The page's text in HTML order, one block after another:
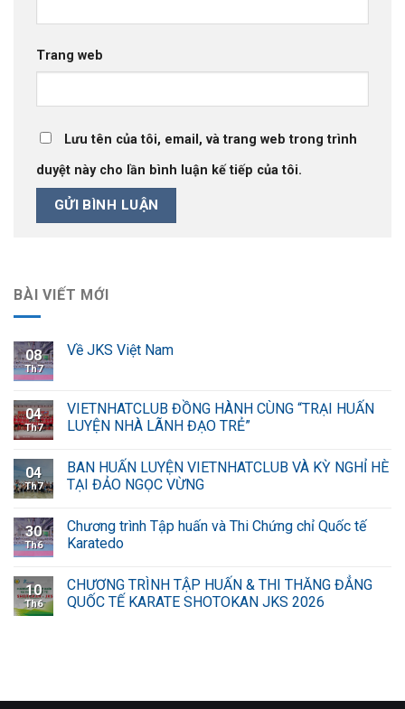
BÀI VIẾT MỚI
08
Th7
Về JKS Việt Nam
04
Th7
VIETNHATCLUB ĐỒNG HÀNH CÙNG “TRẠI HUẤN
LUYỆN NHÀ LÃNH ĐẠO TRẺ”
04
Th7
BAN HUẤN LUYỆN VIETNHATCLUB VÀ KỲ NGHỈ HÈ
TẠI ĐẢO NGỌC VỪNG
30
Th6
Chương trình Tập huấn và Thi Chứng chỉ Quốc tế
Karatedo
10
Th6
CHƯƠNG TRÌNH TẬP HUẤN & THI THĂNG ĐẲNG
QUỐC TẾ KARATE SHOTOKAN JKS 2026
Trang web
Lưu tên của tôi, email, và trang web trong trình
duyệt này cho lần bình luận kế tiếp của tôi.